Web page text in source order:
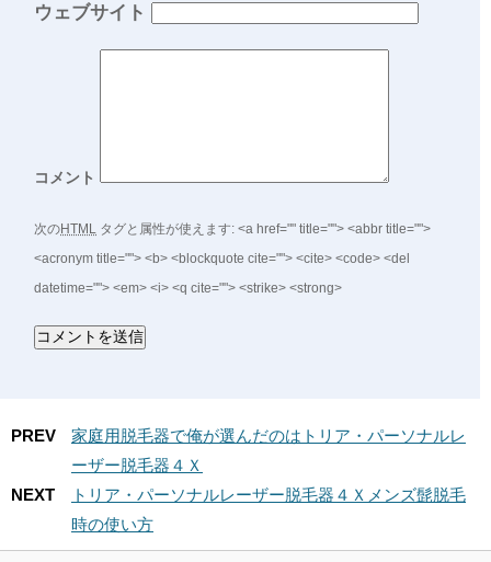
ウェブサイト
コメント
次のHTML タグと属性が使えます: <a href="" title=""> <abbr title="">
<acronym title=""> <b> <blockquote cite=""> <cite> <code> <del
datetime=""> <em> <i> <q cite=""> <strike> <strong>
PREV
家庭用脱毛器で俺が選んだのはトリア・パーソナルレ
ーザー脱毛器４Ｘ
NEXT
トリア・パーソナルレーザー脱毛器４Ｘメンズ髭脱毛
時の使い方